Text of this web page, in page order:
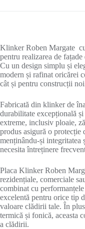
Klinker Roben Margate
pentru realizarea de
Cu un design simplu și
modern și rafinat oricărei
cât și pentru construcții
Fabricată din klinker de
durabilitate excepțională
extreme, inclusiv ploaie,
produs asigură o protecție
menținându-și integritatea
necesita întreținere
Placa Klinker Roben
rezidențiale, comerciale
combinat cu
excelentă pentru orice tip
valoare clădirii tale. În
termică și fonică, aceasta
a clădirii.